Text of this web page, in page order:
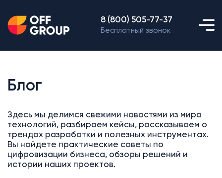
8 (800) 505-77-37
Бесплатный звонок
Блог
Здесь мы делимся свежими новостями из мира
технологий, разбираем кейсы, рассказываем о
трендах разработки и полезных инструментах.
Вы найдете практические советы по
цифровизации бизнеса, обзоры решений и
истории наших проектов.